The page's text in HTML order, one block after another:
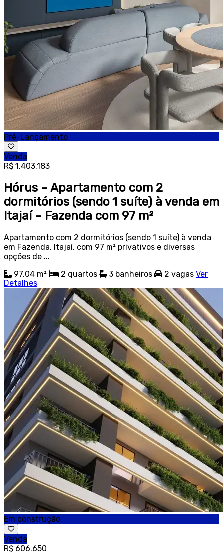
Pré-Lançamento
Venda
R$ 1.403.183
Hórus – Apartamento com 2
dormitórios (sendo 1 suíte) à venda em
Itajaí – Fazenda com 97 m²
Apartamento com 2 dormitórios (sendo 1 suíte) à venda
em Fazenda, Itajaí, com 97 m² privativos e diversas
opções de ...
97.04 m²
2 quartos 3 banheiros 2 vagas Ver
Detalhes
Em construção
Venda
R$ 606.650